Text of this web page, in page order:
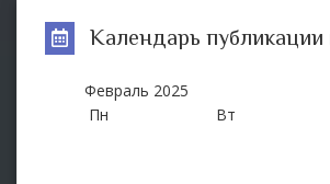
Календарь публикации
Февраль 2025
Пн
Вт